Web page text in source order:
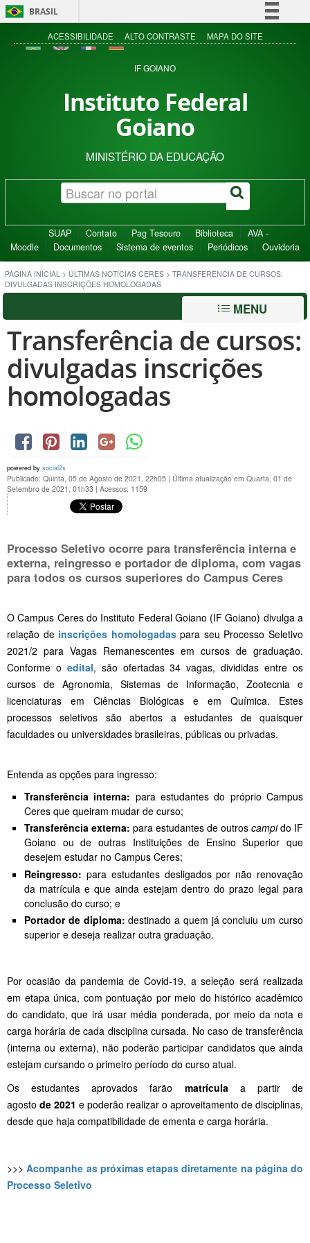
BRASIL
Simplifique!
Acesso à informação
ACESSIBILIDADE ALTO CONTRASTE MAPA DO SITE
IF GOIANO
Instituto Federal
Goiano
MINISTÉRIO DA EDUCAÇÃO
SUAP Contato Pag Tesouro Biblioteca
AVA -
Moodle
Documentos Sistema de eventos Periódicos Ouvidoria
PÁGINA INICIAL > ÚLTIMAS NOTÍCIAS CERES > TRANSFERÊNCIA DE CURSOS:
DIVULGADAS INSCRIÇÕES HOMOLOGADAS
MENU
Transferência de cursos:
divulgadas inscrições
homologadas
powered by social2s
Publicado: Quinta, 05 de Agosto de 2021, 22h05 | Última atualização em Quarta, 01 de
Setembro de 2021, 01h33 | Acessos: 1159
Processo Seletivo ocorre para transferência interna e
externa, reingresso e portador de diploma, com vagas
para todos os cursos superiores do Campus Ceres
O Campus Ceres do Instituto Federal Goiano (IF Goiano) divulga a
relação de inscrições homologadaspara seu Processo Seletivo
2021/2 para Vagas Remanescentes em cursos de graduação.
Conforme o edital, são ofertadas 34 vagas, divididas entre os
cursos de Agronomia, Sistemas de Informação, Zootecnia e
licenciaturas em Ciências Biológicas e em Química. Estes
processos seletivos são abertos a estudantes de quaisquer
faculdades ou universidades brasileiras, públicas ou privadas.
Entenda as opções para ingresso:
Transferência interna: para estudantes do próprio Campus
Ceres que queiram mudar de curso;
Transferência externa: para estudantes de outros campido IF
Goiano ou de outras Instituições de Ensino Superior que
desejem estudar no Campus Ceres;
Reingresso: para estudantes desligados por não renovação
da matrícula e que ainda estejam dentro do prazo legal para
conclusão do curso; e
Portador de diploma: destinado a quem já concluiu um curso
superior e deseja realizar outra graduação.
Por ocasião da pandemia de Covid-19, a seleção será realizada
em etapa única, com pontuação por meio do histórico acadêmico
do candidato, que irá usar média ponderada, por meio da nota e
carga horária de cada disciplina cursada. No caso de transferência
(interna ou externa), não poderão participar candidatos que ainda
estejam cursando o primeiro período do curso atual.
Os estudantes aprovados farão matrículaa partir de
agosto de 2021 e poderão realizar o aproveitamento de disciplinas,
desde que haja compatibilidade de ementa e carga horária.
>>>Acompanhe as próximas etapas diretamente na página do
Processo Seletivo